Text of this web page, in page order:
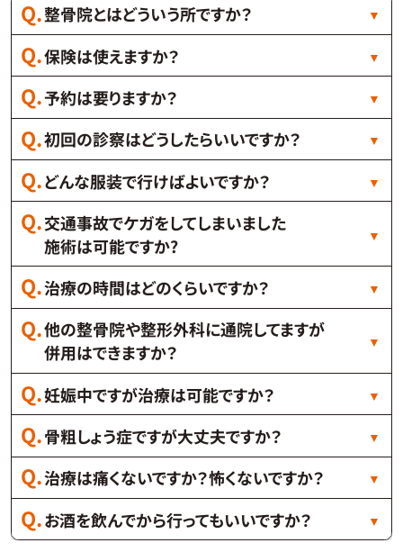
整骨院とはどういう所ですか？
保険は使えますか？
予約は要りますか？
初回の診察はどうしたらいいですか？
どんな服装で行けばよいですか？
交通事故でケガをしてしまいました
施術は可能ですか?
治療の時間はどのくらいですか？
他の整骨院や整形外科に通院してますが
併用はできますか？
妊娠中ですが治療は可能ですか？
骨粗しょう症ですが大丈夫ですか？
治療は痛くないですか？怖くないですか？
お酒を飲んでから行ってもいいですか？